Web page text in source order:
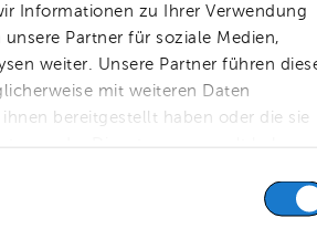
Informationen zu Ihrer Verwendung
Partner für soziale Medien,
weiter. Unsere Partner führen
mit weiteren Daten
bereitgestellt haben oder die sie